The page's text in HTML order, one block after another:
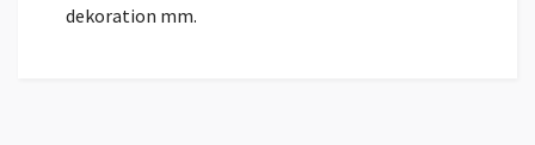
dekoration mm.